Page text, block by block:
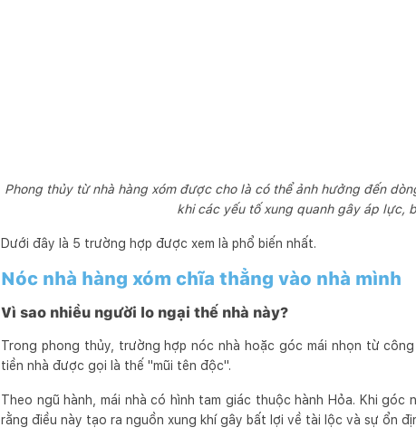
Phong thủy từ nhà hàng xóm được cho là có thể ảnh hưởng đến
khi các yếu tố xung quanh gây áp lực,
Dưới đây là 5 trường hợp được xem là phổ biến nhất.
Nóc nhà hàng xóm chĩa thẳng vào nhà mình
Vì sao nhiều người lo ngại thế nhà này?
Trong phong thủy, trường hợp nóc nhà hoặc góc mái nhọn từ
tiền nhà được gọi là thế "mũi tên độc".
Theo ngũ hành, mái nhà có hình tam giác thuộc hành Hỏa. Khi
rằng điều này tạo ra nguồn xung khí gây bất lợi về tài lộc và sự ổn